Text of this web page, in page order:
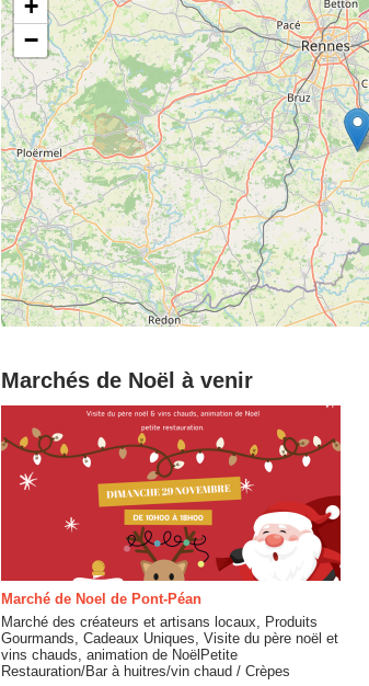
+
−
Marchés de Noël à venir
Marché de Noel de Pont-Péan
Marché des créateurs et artisans locaux, Produits
Gourmands, Cadeaux Uniques, Visite du père noël et
vins chauds, animation de NoëlPetite
Restauration/Bar à huitres/vin chaud / Crèpes